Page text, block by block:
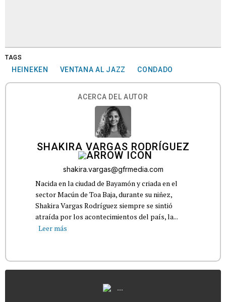
TAGS
HEINEKEN VENTANA AL JAZZ CONDADO
ACERCA DEL AUTOR
SHAKIRA VARGAS RODRÍGUEZ
shakira.vargas@gfrmedia.com
Nacida en la ciudad de Bayamón y criada en el
sector Macún de Toa Baja, durante su niñez,
Shakira Vargas Rodríguez siempre se sintió
atraída por los acontecimientos del país, la...
Leer más
...